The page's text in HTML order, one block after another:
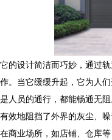
它的设计简洁而巧妙，通过
作。当它缓缓升起，它为人
是人员的通行，都能畅通无
有效地阻挡了外界的灰尘、
在商业场所，如店铺、仓库